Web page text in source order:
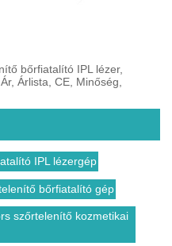
bőrfiatalító IPL lézer,
Árlista, CE, Minőség,
IPL lézergép
bőrfiatalító gép
szőrtelenítő kozmetikai